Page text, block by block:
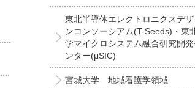
東北半導体エレクトロニクスデザ
ンコンソーシアム(T-Seeds)・東
学マイクロシステム融合研究開発
ンター(μSIC)
宮城大学 地域看護学領域